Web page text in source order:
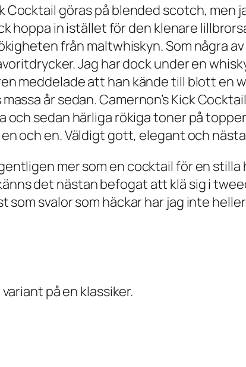
Cocktail göras på blended scotch,
hoppa in istället för den klenare
från maltwhiskyn. Som några
Jag har dock under en
meddelade att han kände till blott en
år sedan. Camernon’s Kick
och sedan härliga rökiga toner på
och en. Väldigt gott, elegant och
mer som en cocktail för en
det nästan befogat att klä sig i
som svalor som häckar har jag inte
på en klassiker.